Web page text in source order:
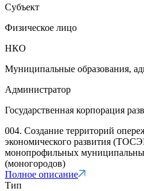
Субъект
Физическое лицо
НКО
Муниципальные образования,
Администратор
Государственная корпорация
004. Создание территорий
экономического развития
монопрофильных
(моногородов)
Полное описание
Тип